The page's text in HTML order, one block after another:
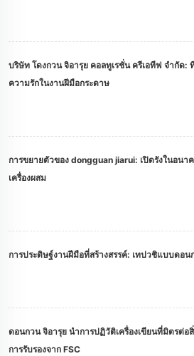
บริษัท โดงกวน จิอารุย คอลทูเรชั่น ครีเอทีฟ จํากัด:
ความรักในงานฝีมือกระดาษ
การขยายตัวของ dongguan jiarui: เปิดรังในอนา
เครื่องผสม
การประดิษฐ์งานฝีมือที่สร้างสรรค์: เทปวชิแบบดอน
ดอนกวน จิอารุย นําการปฏิวัติเครื่องเขียนที่มิตรต่
การรับรองจาก FSC